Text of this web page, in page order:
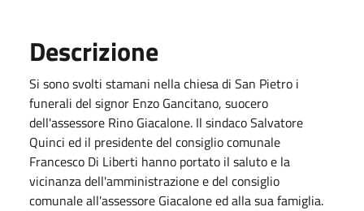
Descrizione
Si sono svolti stamani nella chiesa di San Pietro i
funerali del signor Enzo Gancitano, suocero
dell'assessore Rino Giacalone. Il sindaco Salvatore
Quinci ed il presidente del consiglio comunale
Francesco Di Liberti hanno portato il saluto e la
vicinanza dell'amministrazione e del consiglio
comunale all'assessore Giacalone ed alla sua famiglia.